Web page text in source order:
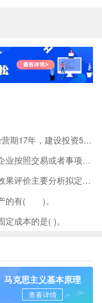
某建设项目建设期3年，生产经营期17年，建设投资5500万元
我国《企业会计准则》规定，企业按照交易或者事项的经济特征确定
对于非经营性技术方案，经济效果评价主要分析拟定方案的( )。
产的有( )。
成本的是( )。
马克思主义基本原理
查看详情